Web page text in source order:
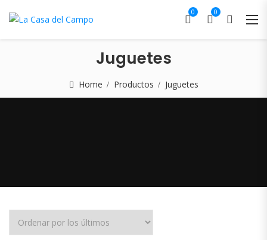
0 0
Juguetes
Home Productos Juguetes